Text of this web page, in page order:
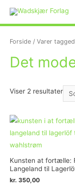
Forside / Varer
Det
Viser 2 resultater
Kunsten at fortælle:
Langeland til
kr. 350,00